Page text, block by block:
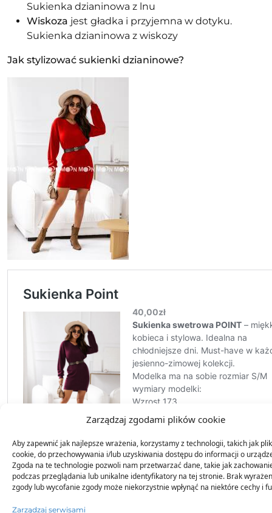
Zarządzaj zgodami plików cookie
Aby zapewnić jak najlepsze wrażenia, korzystamy z technologii, takich jak
cookie, do przechowywania i/lub uzyskiwania dostępu do informacji o
Zgoda na te technologie pozwoli nam przetwarzać dane, takie jak
podczas przeglądania lub unikalne identyfikatory na tej stronie. Brak
zgody lub wycofanie zgody może niekorzystnie wpłynąć na niektóre cechy i
Zarządzaj serwisami
Sukienka dzianinowa z lnu
Wiskoza jest gładka i przyjemna w dotyku.
Sukienka dzianinowa z wiskozy
Jak stylizować sukienki dzianinowe?